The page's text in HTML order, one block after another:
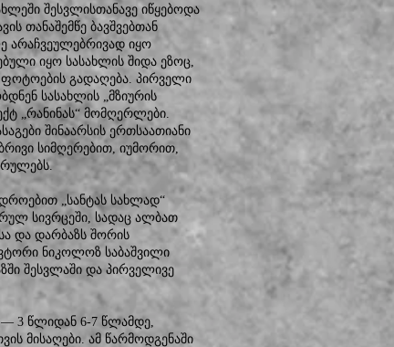
შესვლისთანავე იწყებოდა
თანაშემწე ბავშვებთან
არაჩვეულებრივად იყო
იყო სასახლის შიდა ეზოც,
ფოტოების გადაღება. პირველი
სასახლის „მზიურის
„რანინას“ მომღერლები.
შინაარსის ერთსაათიანი
სიმღერებით, იუმორით,
„სანტას სახლად“
სივრცეში, სადაც ალბათ
და დარბაზს შორის
ნიკოლოზ საბაშვილი
შესვლაში და პირველივე
— 3 წლიდან 6-7 წლამდე,
მისაღები. ამ წარმოდგენაში